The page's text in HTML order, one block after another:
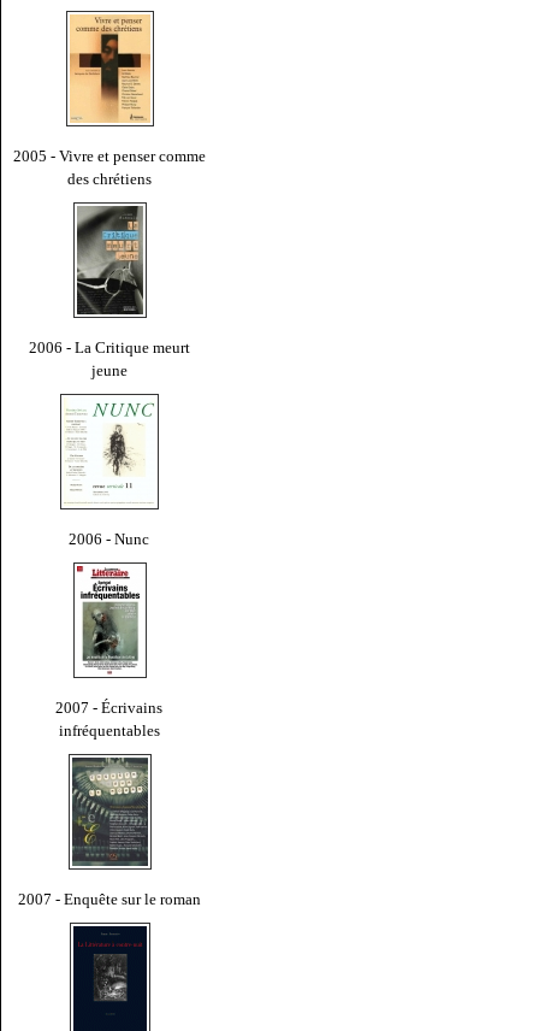
2005 - Vivre et penser comme
des chrétiens
2006 - La Critique meurt
jeune
2006 - Nunc
2007 - Écrivains
infréquentables
2007 - Enquête sur le roman